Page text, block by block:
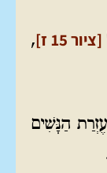
[ציור 15 ז]
,
הַנָּשִׁים